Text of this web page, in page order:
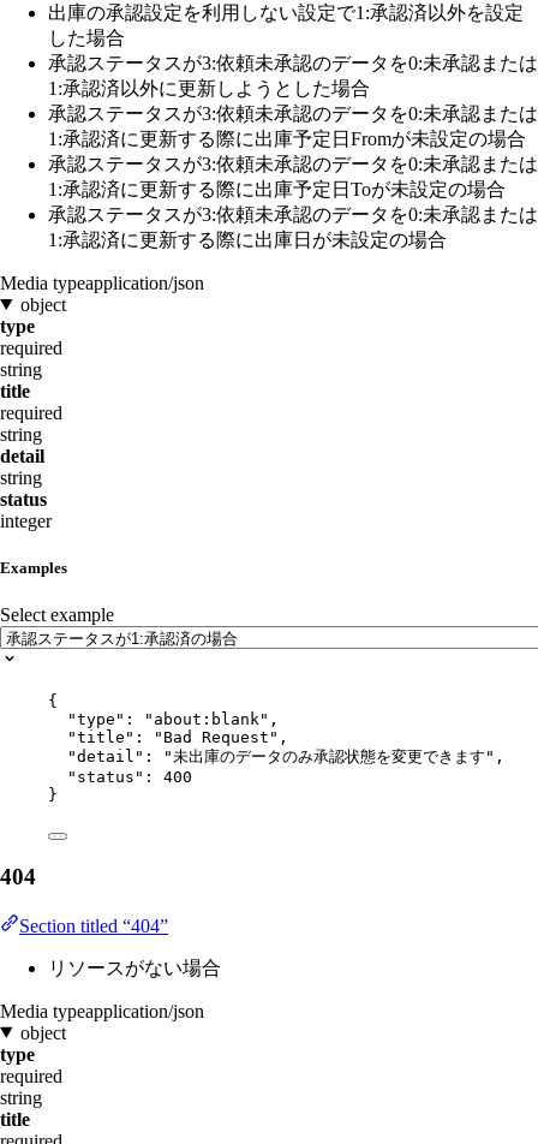
出庫の承認設定を利用しない設定で1:承認済以外を設定
した場合
承認ステータスが3:依頼未承認のデータを0:未承認または
1:承認済以外に更新しようとした場合
承認ステータスが3:依頼未承認のデータを0:未承認または
1:承認済に更新する際に出庫予定日Fromが未設定の場合
承認ステータスが3:依頼未承認のデータを0:未承認または
1:承認済に更新する際に出庫予定日Toが未設定の場合
承認ステータスが3:依頼未承認のデータを0:未承認または
1:承認済に更新する際に出庫日が未設定の場合
Media typeapplication/json
object
type
required
string
title
required
string
detail
string
status
integer
Examples
Select example
{
"type" : " about:blank" ,
"title" : " Bad Request " ,
"detail" : "未出庫のデータのみ承認状態を変更できます " ,
"status" : 400
}
404
Section titled “404”
リソースがない場合
Media typeapplication/json
object
type
required
string
title